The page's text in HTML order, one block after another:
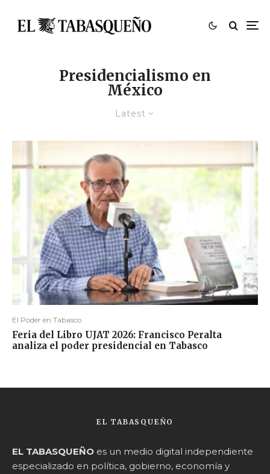
Presidencialismo en
México
Latest
El Poder en Tabasco
Feria del Libro UJAT 2026: Francisco Peralta
analiza el poder presidencial en Tabasco
EL TABASQUEÑO
EL TABASQUEÑO es un medio digital independiente
especializado en política, gobierno, economía y